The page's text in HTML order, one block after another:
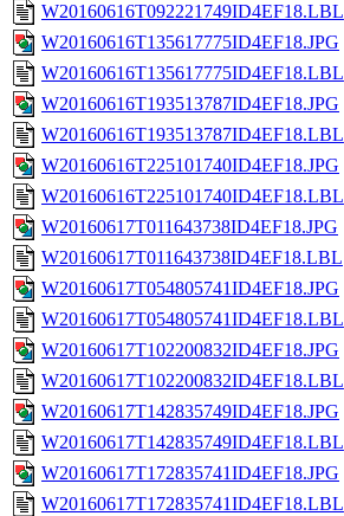
W20160616T092221749ID4EF18.LBL
W20160616T135617775ID4EF18.JPG
W20160616T135617775ID4EF18.LBL
W20160616T193513787ID4EF18.JPG
W20160616T193513787ID4EF18.LBL
W20160616T225101740ID4EF18.JPG
W20160616T225101740ID4EF18.LBL
W20160617T011643738ID4EF18.JPG
W20160617T011643738ID4EF18.LBL
W20160617T054805741ID4EF18.JPG
W20160617T054805741ID4EF18.LBL
W20160617T102200832ID4EF18.JPG
W20160617T102200832ID4EF18.LBL
W20160617T142835749ID4EF18.JPG
W20160617T142835749ID4EF18.LBL
W20160617T172835741ID4EF18.JPG
W20160617T172835741ID4EF18.LBL